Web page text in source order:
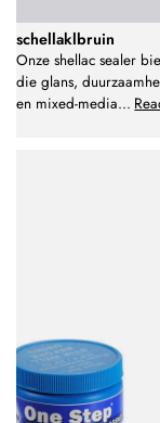
schellaklbruin
Onze shellac sealer
die glans,
en mixed-media...